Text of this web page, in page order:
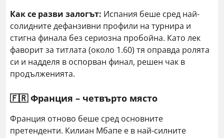
Как се разви залогът: Испания беше сред най-
солидните дефанзивни профили на турнира и
стигна финала без сериозна пробойна. Като лек
фаворит за титлата (около 1.60) тя оправда ролята
си и надделя в оспорван финал, решен чак в
продълженията.
🇫🇷 Франция – четвърто място
Франция отново беше сред основните
претенденти. Килиан Мбапе е в най-силните